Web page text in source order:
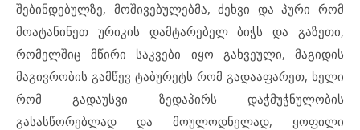
შებინდებულზე, მოშივებულებმა, ძეხვი და პური რომ
მოატანინეთ ურიკის დამტარებელ ბიჭს და გაზეთი,
რომელშიც მწირი საკვები იყო გახვეული, მაგიდის
მაგივრობის გამწევ ტაბურეტს რომ გადააფარეთ, ხელი
რომ გადაუსვი ზედაპირს დაჭმუჭნულობის
გასასწორებლად და მოულოდნელად, ყოფილი